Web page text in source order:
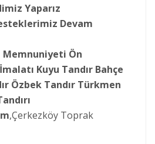
Yaparız
Devam
Ön
Kuyu Tandır Bahçe
Özbek Tandır Türkmen
,Çerkezköy Toprak